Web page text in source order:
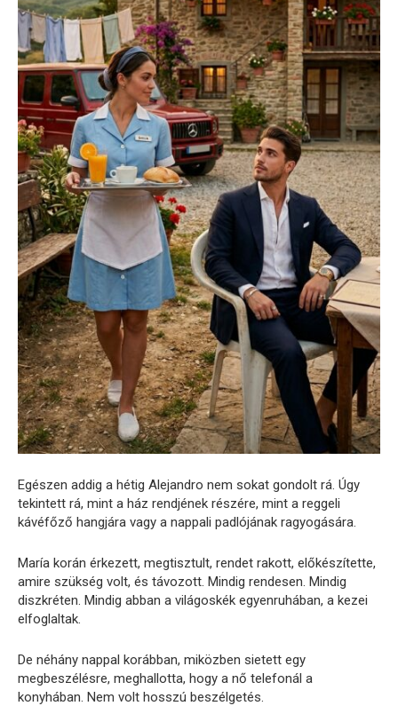
Egészen addig a hétig Alejandro nem sokat gondolt rá. Úgy
tekintett rá, mint a ház rendjének részére, mint a reggeli
kávéfőző hangjára vagy a nappali padlójának ragyogására.
María korán érkezett, megtisztult, rendet rakott, előkészítette,
amire szükség volt, és távozott. Mindig rendesen. Mindig
diszkréten. Mindig abban a világoskék egyenruhában, a kezei
elfoglaltak.
De néhány nappal korábban, miközben sietett egy
megbeszélésre, meghallotta, hogy a nő telefonál a
konyhában. Nem volt hosszú beszélgetés.